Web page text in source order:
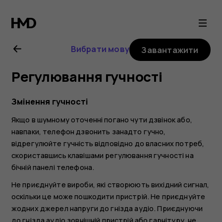
Посібник
користувача
Nokia
2.1
Вибрати мову Завантажити
Регулювання гучності
Змінення гучності
Якщо в шумному оточенні погано чути дзвінок або,
навпаки, телефон дзвонить занадто гучно,
відрегулюйте гучність відповідно до власних потреб,
скориставшись клавішами регулювання гучності на
бічній панелі телефона.
Не приєднуйте вироби, які створюють вихідний сигнал,
оскільки це може пошкодити пристрій. Не приєднуйте
жодних джерел напруги до гнізда аудіо. Приєднуючи